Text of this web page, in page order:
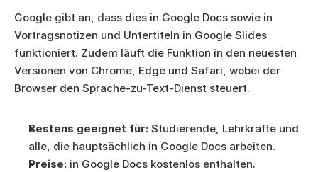
Google gibt an, dass dies in Google Docs sowie in
Vortragsnotizen und Untertiteln in Google Slides
funktioniert. Zudem läuft die Funktion in den neuesten
Versionen von Chrome, Edge und Safari, wobei der
Browser den Sprache-zu-Text-Dienst steuert.
Bestens geeignet für: Studierende, Lehrkräfte und
alle, die hauptsächlich in Google Docs arbeiten.
Preise: in Google Docs kostenlos enthalten.